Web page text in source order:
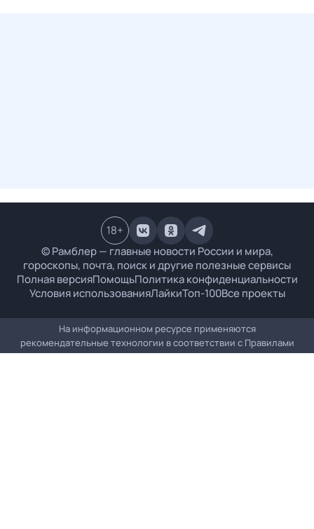
© Рамблер — главные новости России и мира,
гороскопы, почта, поиск и другие полезные сервисы
Полная версияПомощьПолитика конфиденциальности
Условия использованияЛайкиТоп-100Все проекты
18+
На информационном ресурсе применяются
рекомендательные технологии в соответствии с Правилами